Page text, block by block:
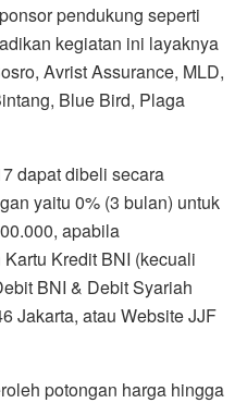
pendukung seperti
kegiatan ini layaknya
Avrist Assurance, MLD,
Blue Bird, Plaga
dapat dibeli secara
yaitu 0% (3 bulan) untuk
apabila
Kredit BNI (kecuali
BNI & Debit Syariah
Jakarta, atau Website JJF
potongan harga hingga